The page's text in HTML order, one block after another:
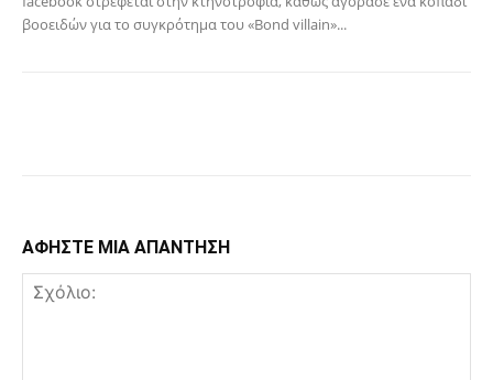
βοοειδών για το συγκρότημα του «Bond villain»...
ΑΦΗΣΤΕ ΜΙΑ ΑΠΑΝΤΗΣΗ